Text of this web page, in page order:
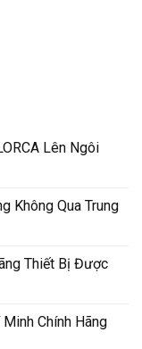
Lên Ngôi
Không Qua Trung
Thiết Bị Được
Chính Hãng